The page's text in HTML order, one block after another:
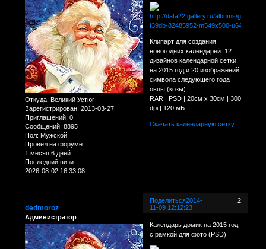
Откуда: Великий Устюг
Зарегистрирован: 2013-03-27
Приглашений: 0
Сообщений: 8895
Пол: Мужской
Провел на форуме:
1 месяц 6 дней
Последний визит:
2026-08-02 16:33:08
Клипарт для создания
новогодних календарей. 12
дизайнов календарной сетки
на 2015 год и 20 изображений
символа следующего года
овцы (козы).
RAR | PSD | 20см х 30см | 300
dpi | 120 мБ
Скачать календарную сетку
Поделиться 2
2014-
11-09 12:12:23
dedmoroz
Администратор
Календарь домик на 2015 год
с рамкой для фото (PSD)